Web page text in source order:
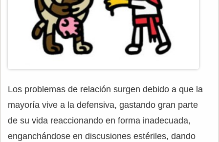
Los problemas de relación surgen debido a que la
mayoría vive a la defensiva, gastando gran parte
de su vida reaccionando en forma inadecuada,
enganchándose en discusiones estériles, dando